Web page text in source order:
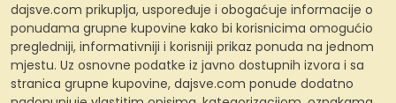
dajsve.com prikuplja, uspoređuje i obogaćuje informacije o
ponudama grupne kupovine kako bi korisnicima omogućio
pregledniji, informativniji i korisniji prikaz ponuda na jednom
mjestu. Uz osnovne podatke iz javno dostupnih izvora i sa
stranica grupne kupovine, dajsve.com ponude dodatno